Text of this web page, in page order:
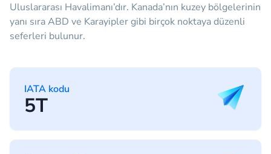
Uluslararası Havalimanı’dır. Kanada’nın kuzey bölgelerinin
yanı sıra ABD ve Karayipler gibi birçok noktaya düzenli
seferleri bulunur.
IATA kodu
5T